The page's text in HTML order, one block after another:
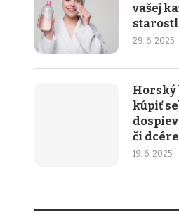
vašej
29. 6. 2025
Horský
kúpiť
či dcére
19. 6. 2025